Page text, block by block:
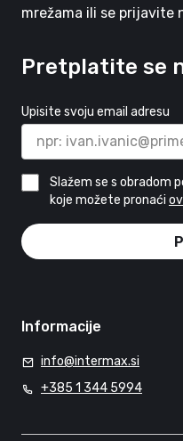
mrežama ili se prijavite
Pretplatite se
Upisite svoju email adresu
Slažem se s obradom
koje možete pronaći
Informacije
info@intermax.si
+385 1 344 5994